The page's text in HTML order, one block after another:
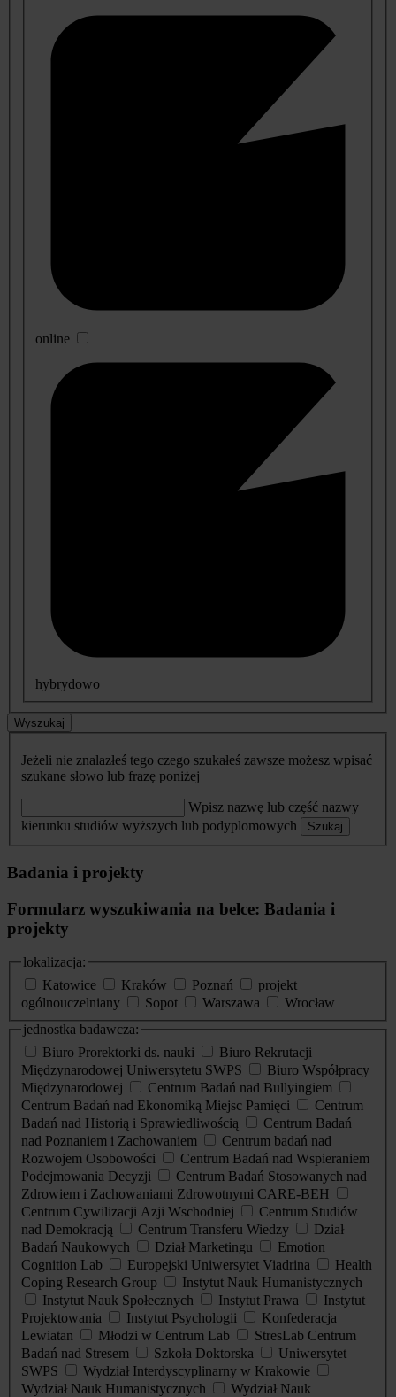
online
hybrydowo
Wyszukaj
Jeżeli nie znalazłeś tego czego szukałeś zawsze możesz wpisać
szukane słowo lub frazę poniżej
Wpisz nazwę lub część nazwy
kierunku studiów wyższych lub podyplomowych
Szukaj
Badania i projekty
Formularz wyszukiwania na belce: Badania i
projekty
lokalizacja:
Katowice
Kraków Poznań
projekt
ogólnouczelniany
Sopot Warszawa
Wrocław
jednostka badawcza:
Biuro Prorektorki ds. nauki
Biuro Rekrutacji
Międzynarodowej Uniwersytetu SWPS
Biuro Współpracy
Międzynarodowej
Centrum Badań nad Bullyingiem
Centrum Badań nad Ekonomiką Miejsc Pamięci
Centrum
Badań nad Historią i Sprawiedliwością
Centrum Badań
nad Poznaniem i Zachowaniem
Centrum badań nad
Rozwojem Osobowości
Centrum Badań nad Wspieraniem
Podejmowania Decyzji
Centrum Badań Stosowanych nad
Zdrowiem i Zachowaniami Zdrowotnymi CARE-BEH
Centrum Cywilizacji Azji Wschodniej
Centrum Studiów
nad Demokracją
Centrum Transferu Wiedzy
Dział
Badań Naukowych
Dział Marketingu
Emotion
Cognition Lab
Europejski Uniwersytet Viadrina
Health
Coping Research Group
Instytut Nauk Humanistycznych
Instytut Nauk Społecznych
Instytut Prawa
Instytut
Projektowania
Instytut Psychologii
Konfederacja
Lewiatan
Młodzi w Centrum Lab
StresLab Centrum
Badań nad Stresem
Szkoła Doktorska
Uniwersytet
SWPS
Wydział Interdyscyplinarny w Krakowie
Wydział Nauk Humanistycznych
Wydział Nauk